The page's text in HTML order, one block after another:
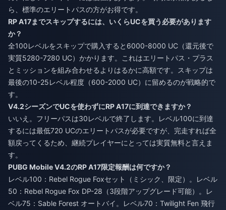
ら、標準のエリートパスの方がお得です。
RP A17までスキップするには、いくらUCを買う必要があります
か？
全100レベルをスキップで購入すると6000-8000 UC（還元後で
実質5280-7280 UC）かかります。これはエリートパス・プラス
とミッションを組み合わせるよりはるかに高額です。スキップは
最後の10-25レベル程度（600-2000 UC）に留めるのが戦略的で
す。
V4.2シーズンでUCを使わずにRP A17に到達できますか？
いいえ。フリーパスは30レベルで終了します。レベル100に到達
するには最低720 UCのエリートパスが必要ですが、完走すれば全
額戻ってくるため、継続プレイヤーにとっては実質無料と言えま
す。
PUBG Mobile V4.2のRP A17限定報酬は何ですか？
レベル100：Rebel Rogue Foxセット（ミシック、限定）。レベル
50：Rebel Rogue Fox DP-28（3段階アップグレード可能）。レ
ベル75：Sable Forest オートバイ。レベル70：Twilight Fen 飛行